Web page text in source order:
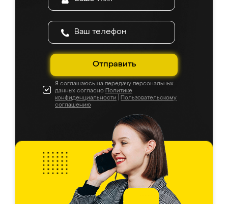
Отправить
Я соглашаюсь на передачу персональных
данных согласно Политике
конфиденциальности
Пользовательскому
соглашению